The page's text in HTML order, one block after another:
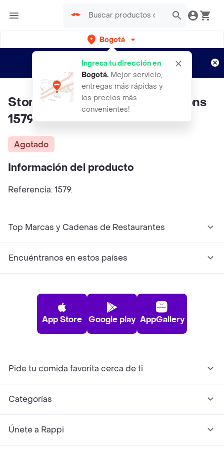
Bogotá
Ingresa tu dirección en
Bogotá. Mejor servicio,
entregas más rápidas y
los precios más
convenientes!
envíos gratis por semanas
Aplican TyC
Stor Botella Silicón A Top Minions
1579
Agotado
Información del producto
Referencia: 1579.
Top Marcas y Cadenas de Restaurantes
Encuéntranos en estos países
App Store Google play AppGallery
Pide tu comida favorita cerca de ti
Categorías
Únete a Rappi